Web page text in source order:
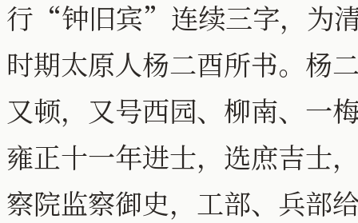
行“钟旧宾”连续三字，为
时期太原人杨二酉所书。杨
又顿，又号西园、柳南、一
雍正十一年进士，选庶吉士
察院监察御史，工部、兵部